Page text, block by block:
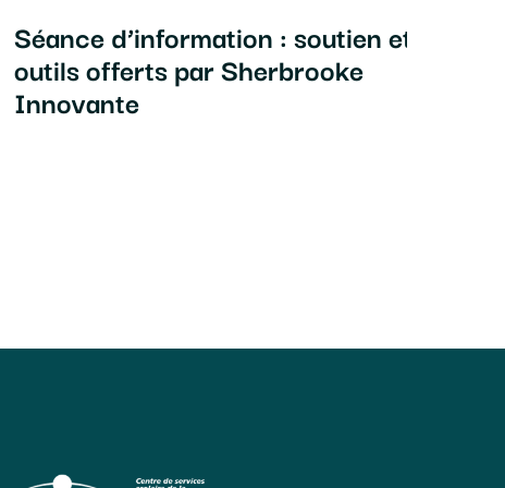
Séance d’information : soutien et
outils offerts par Sherbrooke
Innovante